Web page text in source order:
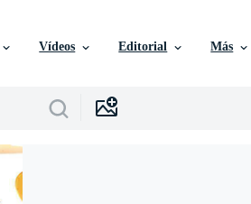
Vídeos Editorial Más